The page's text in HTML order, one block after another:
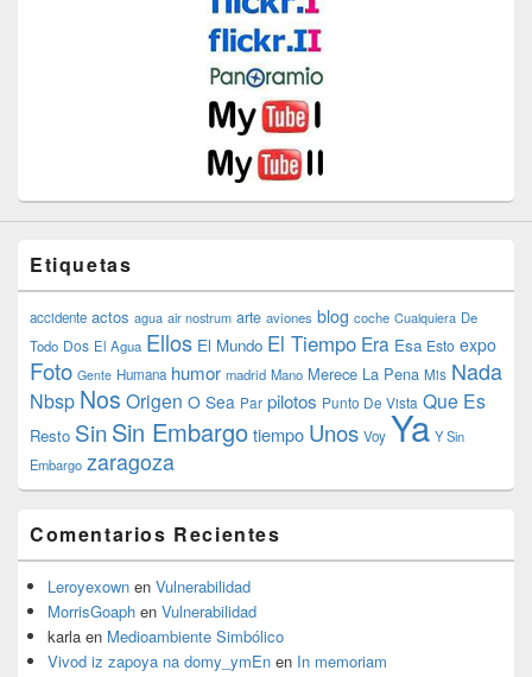
Etiquetas
accidente actos agua air nostrum arte aviones blog coche Cualquiera De
Todo Dos El Agua Ellos El Mundo El Tiempo Era Esa Esto expo
Foto Gente Humana humor madrid Mano Merece La Pena Mis Nada
Nbsp Nos Origen O Sea Par pilotos Punto De Vista Que Es
Resto SinSin Embargotiempo Unos Voy Ya Y Sin
Embargo zaragoza
Comentarios Recientes
Leroyexown en Vulnerabilidad
MorrisGoaph en Vulnerabilidad
karla en Medioambiente Simbólico
Vivod iz zapoya na domy_ymEn en In memoriam